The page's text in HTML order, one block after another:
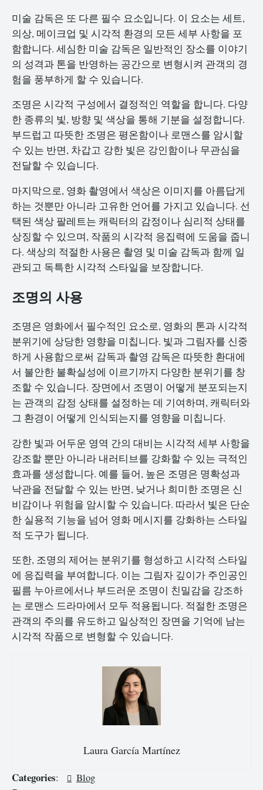
미술 감독은 또 다른 필수 요소입니다. 이 요소는 세트,
의상, 메이크업 및 시각적 환경의 모든 세부 사항을 포
함합니다. 세심한 미술 감독은 일반적인 장소를 이야기
의 성격과 톤을 반영하는 공간으로 변형시켜 관객의 경
험을 풍부하게 할 수 있습니다.
조명은 시각적 구성에서 결정적인 역할을 합니다. 다양
한 종류의 빛, 방향 및 색상을 통해 기분을 설정합니다.
부드럽고 따뜻한 조명은 평온함이나 로맨스를 암시할
수 있는 반면, 차갑고 강한 빛은 강인함이나 무관심을
전달할 수 있습니다.
마지막으로, 영화 촬영에서 색상은 이미지를 아름답게
하는 것뿐만 아니라 고유한 언어를 가지고 있습니다. 선
택된 색상 팔레트는 캐릭터의 감정이나 심리적 상태를
상징할 수 있으며, 작품의 시각적 응집력에 도움을 줍니
다. 색상의 적절한 사용은 촬영 및 미술 감독과 함께 일
관되고 독특한 시각적 스타일을 보장합니다.
조명의 사용
조명은 영화에서 필수적인 요소로, 영화의 톤과 시각적
분위기에 상당한 영향을 미칩니다. 빛과 그림자를 신중
하게 사용함으로써 감독과 촬영 감독은 따뜻한 환대에
서 불안한 불확실성에 이르기까지 다양한 분위기를 창
조할 수 있습니다. 장면에서 조명이 어떻게 분포되는지
는 관객의 감정 상태를 설정하는 데 기여하며, 캐릭터와
그 환경이 어떻게 인식되는지를 영향을 미칩니다.
강한 빛과 어두운 영역 간의 대비는 시각적 세부 사항을
강조할 뿐만 아니라 내러티브를 강화할 수 있는 극적인
효과를 생성합니다. 예를 들어, 높은 조명은 명확성과
낙관을 전달할 수 있는 반면, 낮거나 희미한 조명은 신
비감이나 위험을 암시할 수 있습니다. 따라서 빛은 단순
한 실용적 기능을 넘어 영화 메시지를 강화하는 스타일
적 도구가 됩니다.
또한, 조명의 제어는 분위기를 형성하고 시각적 스타일
에 응집력을 부여합니다. 이는 그림자 깊이가 주인공인
필름 누아르에서나 부드러운 조명이 친밀감을 강조하
는 로맨스 드라마에서 모두 적용됩니다. 적절한 조명은
관객의 주의를 유도하고 일상적인 장면을 기억에 남는
시각적 작품으로 변형할 수 있습니다.
Laura García Martínez
Categories:
Blog